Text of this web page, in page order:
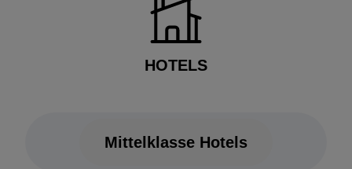
HOTELS
Mittelklasse Hotels